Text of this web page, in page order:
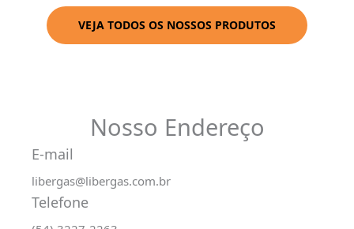
VEJA TODOS OS NOSSOS PRODUTOS
Nosso Endereço
E-mail
libergas@libergas.com.br
Telefone